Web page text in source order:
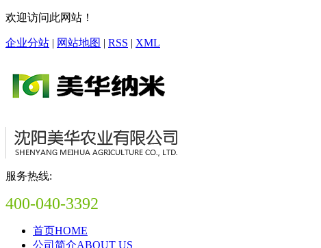
欢迎访问此网站！
企业分站 | 网站地图 | RSS | XML
服务热线:
400-040-3392
首页HOME
公司简介ABOUT US